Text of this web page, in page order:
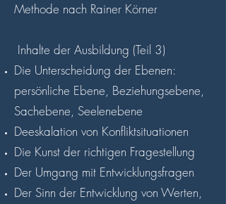
Methode nach Rainer Körner
Inhalte der Ausbildung (Teil 3)
Die Unterscheidung der Ebenen:
persönliche Ebene, Beziehungsebene,
Sachebene, Seelenebene
Deeskalation von Konfliktsituationen
Die Kunst der richtigen Fragestellung
Der Umgang mit Entwicklungsfragen
Der Sinn der Entwicklung von Werten,